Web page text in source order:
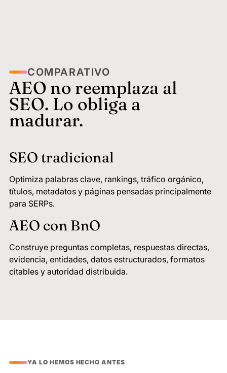
COMPARATIVO
AEO no reemplaza al
SEO. Lo obliga a
madurar.
SEO tradicional
Optimiza palabras clave, rankings, tráfico orgánico,
títulos, metadatos y páginas pensadas principalmente
para SERPs.
AEO con BnO
Construye preguntas completas, respuestas directas,
evidencia, entidades, datos estructurados, formatos
citables y autoridad distribuida.
YA LO HEMOS HECHO ANTES